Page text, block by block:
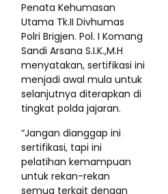
Penata Kehumasan
Utama Tk.II Divhumas
Polri Brigjen. Pol. I Komang
Sandi Arsana S.I.K.,M.H
menyatakan, sertifikasi ini
menjadi awal mula untuk
selanjutnya diterapkan di
tingkat polda jajaran.
“Jangan dianggap ini
sertifikasi, tapi ini
pelatihan kemampuan
untuk rekan-rekan
semua terkait dengan